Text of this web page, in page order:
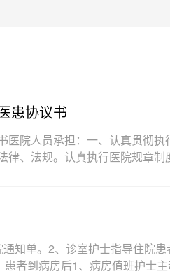
患协议书
院人员承担：一、认真贯彻
律、法规。认真执行医院规章
知单。2、诊室护士指导住院
者到病房后1、病房值班护士